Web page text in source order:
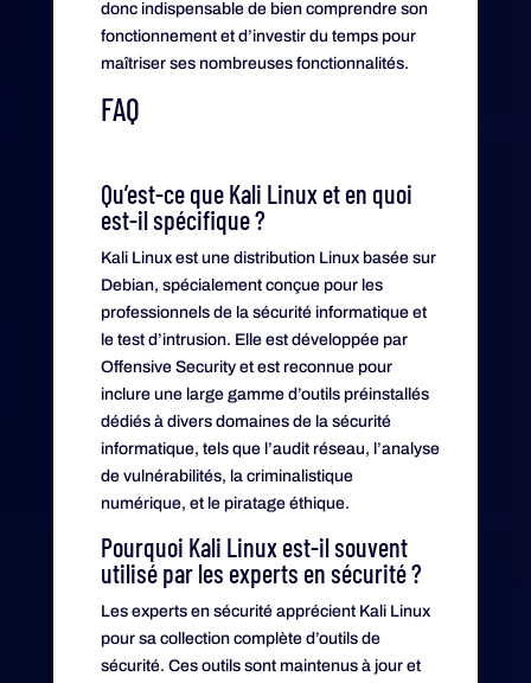
donc indispensable de bien comprendre son
fonctionnement et d’investir du temps pour
maîtriser ses nombreuses fonctionnalités.
FAQ
Qu’est-ce que Kali Linux et en quoi
est-il spécifique ?
Kali Linux est une distribution Linux basée sur
Debian, spécialement conçue pour les
professionnels de la sécurité informatique et
le test d’intrusion. Elle est développée par
Offensive Security et est reconnue pour
inclure une large gamme d’outils préinstallés
dédiés à divers domaines de la sécurité
informatique, tels que l’audit réseau, l’analyse
de vulnérabilités, la criminalistique
numérique, et le piratage éthique.
Pourquoi Kali Linux est-il souvent
utilisé par les experts en sécurité ?
Les experts en sécurité apprécient Kali Linux
pour sa collection complète d’outils de
sécurité. Ces outils sont maintenus à jour et